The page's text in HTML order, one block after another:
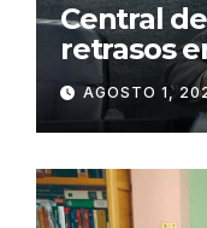
Central
retrasos
de Agua y
Juliaca
AGOSTO 1,